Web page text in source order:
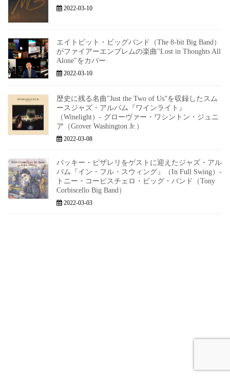
2022-03-10
エイトビット・ビッグバンド（The 8-bit Big Band）
がファイアーエンブレムの楽曲"Lost in Thoughts All
Alone"をカバー
2022-03-10
歴史に残る名曲”Just the Two of Us”を収録したスム
ースジャズ・アルバム『ワインライト』
（Winelight）- グローヴァー・ワシントン・ジュニ
ア（Grover Washington Jr.）
2022-03-08
バッキー・ピザレリをゲストに迎えたジャズ・アル
バム『イン・フル・スウィング』（In Full Swing）-
トニー・コービスチェロ・ビッグ・バンド（Tony
Corbiscello Big Band）
2022-03-03